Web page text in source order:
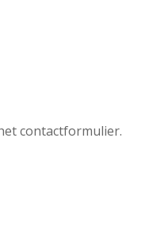
contactformulier.